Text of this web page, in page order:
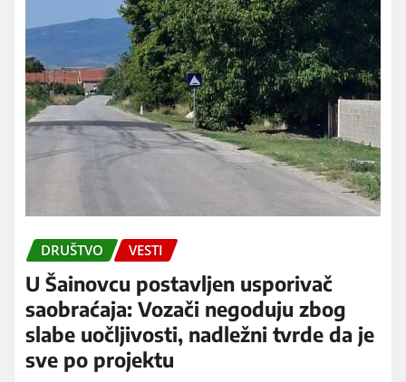
DRUŠTVO VESTI
U Šainovcu postavljen usporivač
saobraćaja: Vozači negoduju zbog
slabe uočljivosti, nadležni tvrde da je
sve po projektu